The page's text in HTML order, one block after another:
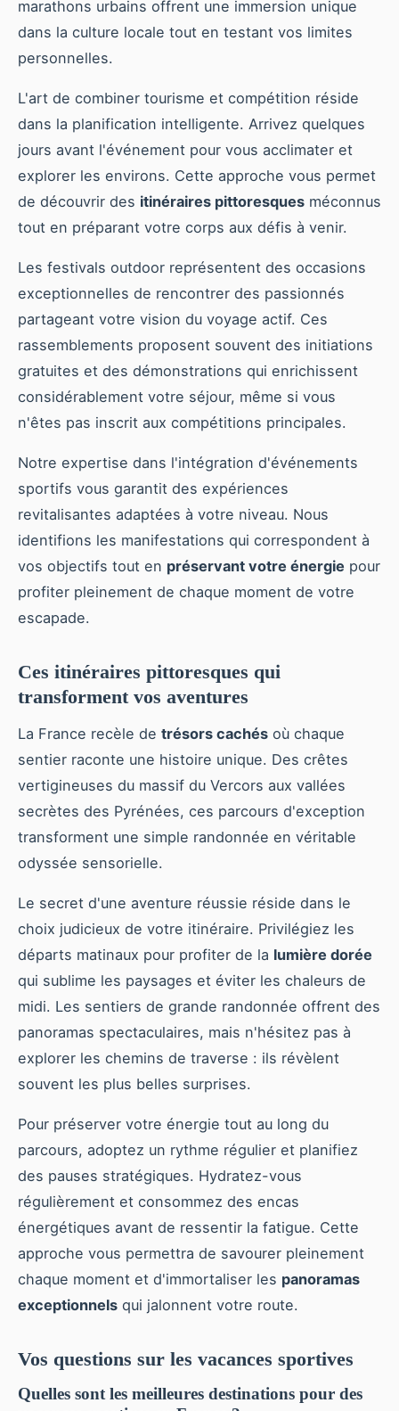
marathons urbains offrent une immersion unique
dans la culture locale tout en testant vos limites
personnelles.
L'art de combiner tourisme et compétition réside
dans la planification intelligente. Arrivez quelques
jours avant l'événement pour vous acclimater et
explorer les environs. Cette approche vous permet
de découvrir des itinéraires pittoresques méconnus
tout en préparant votre corps aux défis à venir.
Les festivals outdoor représentent des occasions
exceptionnelles de rencontrer des passionnés
partageant votre vision du voyage actif. Ces
rassemblements proposent souvent des initiations
gratuites et des démonstrations qui enrichissent
considérablement votre séjour, même si vous
n'êtes pas inscrit aux compétitions principales.
Notre expertise dans l'intégration d'événements
sportifs vous garantit des expériences
revitalisantes adaptées à votre niveau. Nous
identifions les manifestations qui correspondent à
vos objectifs tout en préservant votre énergie pour
profiter pleinement de chaque moment de votre
escapade.
Ces itinéraires pittoresques qui
transforment vos aventures
La France recèle de trésors cachés où chaque
sentier raconte une histoire unique. Des crêtes
vertigineuses du massif du Vercors aux vallées
secrètes des Pyrénées, ces parcours d'exception
transforment une simple randonnée en véritable
odyssée sensorielle.
Le secret d'une aventure réussie réside dans le
choix judicieux de votre itinéraire. Privilégiez les
départs matinaux pour profiter de la lumière dorée
qui sublime les paysages et éviter les chaleurs de
midi. Les sentiers de grande randonnée offrent des
panoramas spectaculaires, mais n'hésitez pas à
explorer les chemins de traverse : ils révèlent
souvent les plus belles surprises.
Pour préserver votre énergie tout au long du
parcours, adoptez un rythme régulier et planifiez
des pauses stratégiques. Hydratez-vous
régulièrement et consommez des encas
énergétiques avant de ressentir la fatigue. Cette
approche vous permettra de savourer pleinement
chaque moment et d'immortaliser les panoramas
exceptionnels qui jalonnent votre route.
Vos questions sur les vacances sportives
Quelles sont les meilleures destinations pour des